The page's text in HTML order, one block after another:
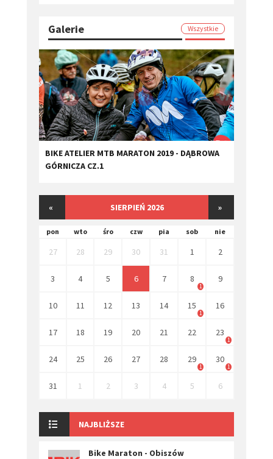
Galerie Wszystkie
BIKE ATELIER MTB MARATON 2019 - DĄBROWA
GÓRNICZA CZ.1
« SIERPIEŃ 2026 »
pon wto śro czw pia sob nie
27 28 29 30 31 1 2
3 4 5 6 7 8
1
9
10 11 12 13 14 15
1
16
17 18 19 20 21 22 23
1
24 25 26 27 28 29
1
30
1
31 1 2 3 4 5 6
NAJBLIŻSZE
Bike Maraton - Obiszów